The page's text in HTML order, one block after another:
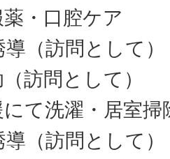
・口腔ケア
（訪問として）
訪問として）
て洗濯・居室
（訪問として）